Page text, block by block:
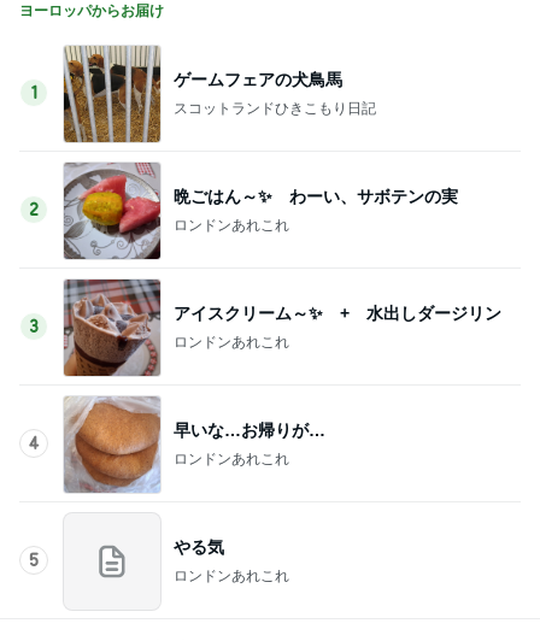
ヨーロッパからお届け
1
ゲームフェアの犬鳥馬
スコットランドひきこもり日記
2
晩ごはん～✨ わーい、サボテンの実
ロンドンあれこれ
3
アイスクリーム～✨ + 水出しダージリン
ロンドンあれこれ
4
早いな…お帰りが…
ロンドンあれこれ
5
やる気
ロンドンあれこれ